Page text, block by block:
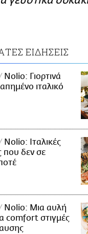
ΕΙΔΗΣΕΙΣ
Nolio: Γιορτινά
ιταλικό
Nolio: Ιταλικές
που δεν σε
Nolio: Μια αυλή
comfort στιγμές